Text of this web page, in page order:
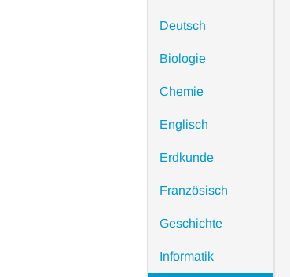
Deutsch
Biologie
Chemie
Englisch
Erdkunde
Französisch
Geschichte
Informatik